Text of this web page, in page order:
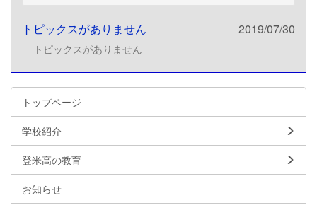
トピックスがありません 2019/07/30
トピックスがありません
トップページ
学校紹介
登米高の教育
お知らせ